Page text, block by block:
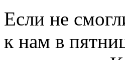
Если не
к нам в